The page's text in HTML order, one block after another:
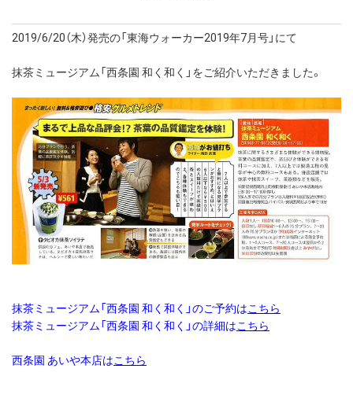
2019/6/20（木）発売の「東海ウォーカー2019年7月号」にて
抹茶ミュージアム「西条園 和く和く」をご紹介いただきました。
抹茶ミュージアム「西条園 和く和く」のご予約はこちら
抹茶ミュージアム「西条園 和く和く」の詳細はこちら
西条園 あいや本店はこちら